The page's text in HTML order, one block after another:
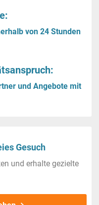
von 24 Stunden
und Angebote mit
Gesuch
und erhalte gezielte